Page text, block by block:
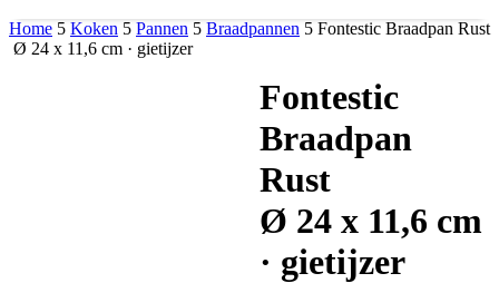
Home 5 Koken 5 Pannen 5 Braadpannen 5 Fontestic Braadpan Rust
Ø 24 x 11,6 cm · gietijzer
Fontestic
Braadpan
Rust
Ø 24 x 11,6 cm
· gietijzer